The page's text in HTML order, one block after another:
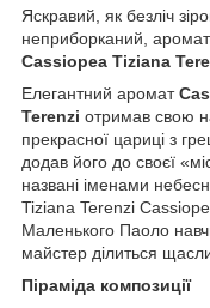
Яскравий, як безліч
неприборканий, аромат
Cassiopea Tiziana
Елегантний аромат
Terenzi отримав свою
прекрасної цариці з
додав його до своєї
названі іменами
Tiziana Terenzi
Маленького Паоло
майстер ділиться
Піраміда композиції